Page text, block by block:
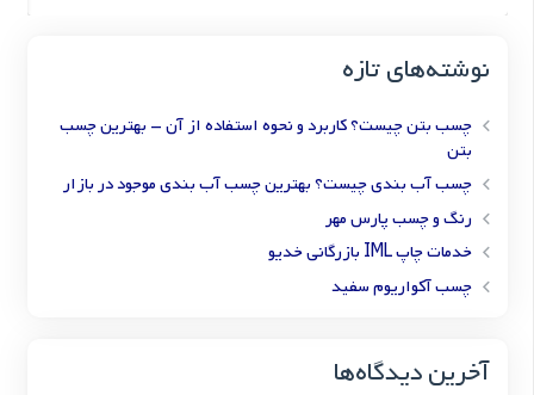
نوشته‌های تازه
چسب بتن چیست؟ کاربرد و نحوه استفاده از آن – بهترین چسب
بتن
چسب آب بندی چیست؟ بهترین چسب آب بندی موجود در بازار
رنگ و چسب پارس مهر
خدمات چاپ IML بازرگانی خدیو
چسب آکواریوم سفید
آخرین دیدگاه‌ها